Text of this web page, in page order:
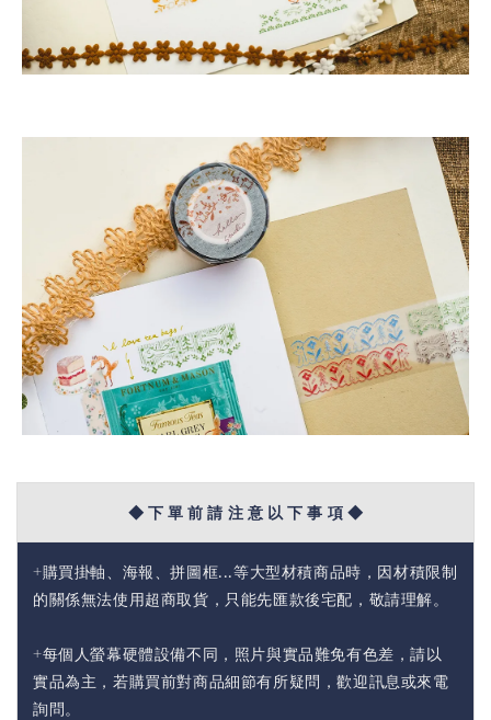
◆ 下 單 前 請 注 意 以 下 事 項 ◆
+購買掛軸、海報、拼圖框...等大型材積商品時，因材積限制
的關係無法使用超商取貨，只能先匯款後宅配，敬請理解。
+每個人螢幕硬體設備不同，照片與實品難免有色差，請以
實品為主，若購買前對商品細節有所疑問，歡迎訊息或來電
詢問。